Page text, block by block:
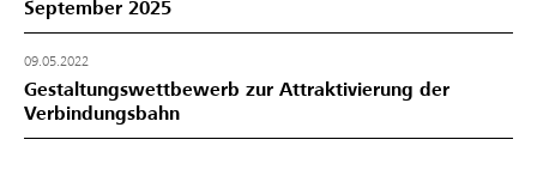
September 2025
09.05.2022
Gestaltungswettbewerb zur Attraktivierung der
Verbindungsbahn